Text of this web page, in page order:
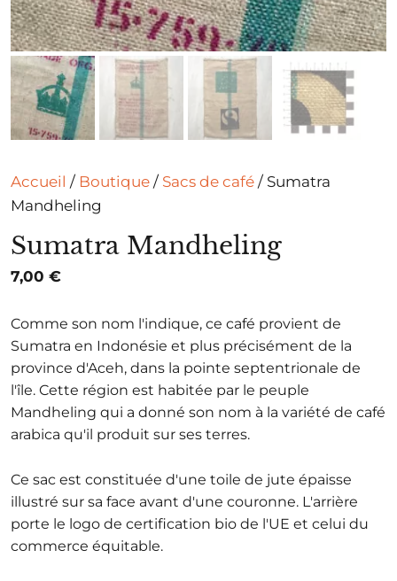
Accueil / Boutique / Sacs de café / Sumatra
Mandheling
Sumatra Mandheling
7,00 €
Comme son nom l'indique, ce café provient de
Sumatra en Indonésie et plus précisément de la
province d'Aceh, dans la pointe septentrionale de
l'île. Cette région est habitée par le peuple
Mandheling qui a donné son nom à la variété de café
arabica qu'il produit sur ses terres.
Ce sac est constituée d'une toile de jute épaisse
illustré sur sa face avant d'une couronne. L'arrière
porte le logo de certification bio de l'UE et celui du
commerce équitable.